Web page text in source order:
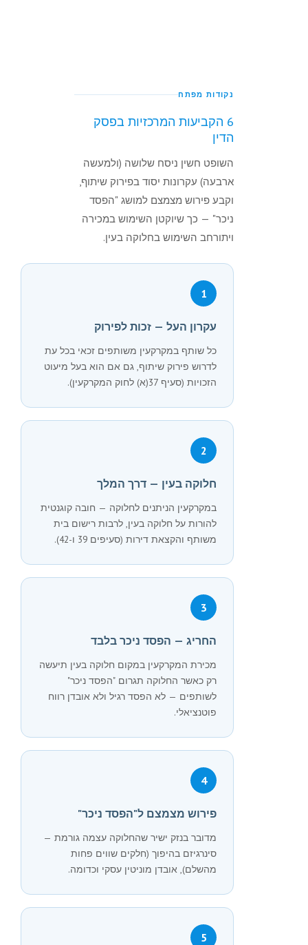
נקודות מפתח
6 הקביעות המרכזיות בפסק
הדין
השופט חשין ניסח שלושה (ולמעשה
ארבעה) עקרונות יסוד בפירוק שיתוף,
וקבע פירוש מצמצם למושג "הפסד
ניכר" — כך שיוקטן השימוש במכירה
ויתורחב השימוש בחלוקה בעין.
1
עקרון העל — זכות לפירוק
כל שותף במקרקעין משותפים זכאי בכל עת
לדרוש פירוק שיתוף, גם אם הוא בעל מיעוט
הזכויות (סעיף 37(א) לחוק המקרקעין).
2
חלוקה בעין — דרך המלך
במקרקעין הניתנים לחלוקה — חובה קוגנטית
להורות על חלוקה בעין, לרבות רישום בית
משותף והקצאת דירות (סעיפים 39 ו-42).
3
החריג — הפסד ניכר בלבד
מכירת המקרקעין במקום חלוקה בעין תיעשה
רק כאשר החלוקה תגרום "הפסד ניכר"
לשותפים — לא הפסד רגיל ולא אובדן רווח
פוטנציאלי.
4
פירוש מצמצם ל"הפסד ניכר"
מדובר בנזק ישיר שהחלוקה עצמה גורמת —
סינרגיזם בהיפוך (חלקים שווים פחות
מהשלם), אובדן מוניטין עסקי וכדומה.
5